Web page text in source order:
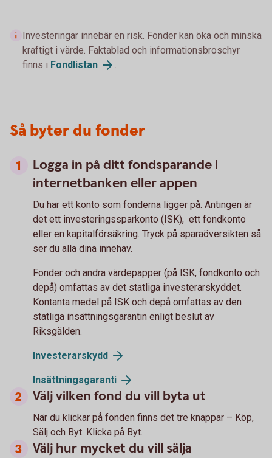
Investeringar innebär en risk. Fonder kan öka och minska
kraftigt i värde. Faktablad och informationsbroschyr
finns i Fondlistan .
Så byter du fonder
Logga in på ditt fondsparande i
internetbanken eller appen
Du har ett konto som fonderna ligger på. Antingen är
det ett investeringssparkonto (ISK), ett fondkonto
eller en kapitalförsäkring. Tryck på sparaöversikten så
ser du alla dina innehav.
Fonder och andra värdepapper (på ISK, fondkonto och
depå) omfattas av det statliga investerarskyddet.
Kontanta medel på ISK och depå omfattas av den
statliga insättningsgarantin enligt beslut av
Riksgälden.
Investerarskydd
Insättningsgaranti
Välj vilken fond du vill byta ut
När du klickar på fonden finns det tre knappar – Köp,
Sälj och Byt. Klicka på Byt.
Välj hur mycket du vill sälja